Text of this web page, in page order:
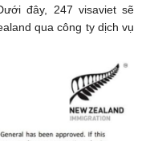
đây, 247 visaviet sẽ
qua công ty dịch vụ